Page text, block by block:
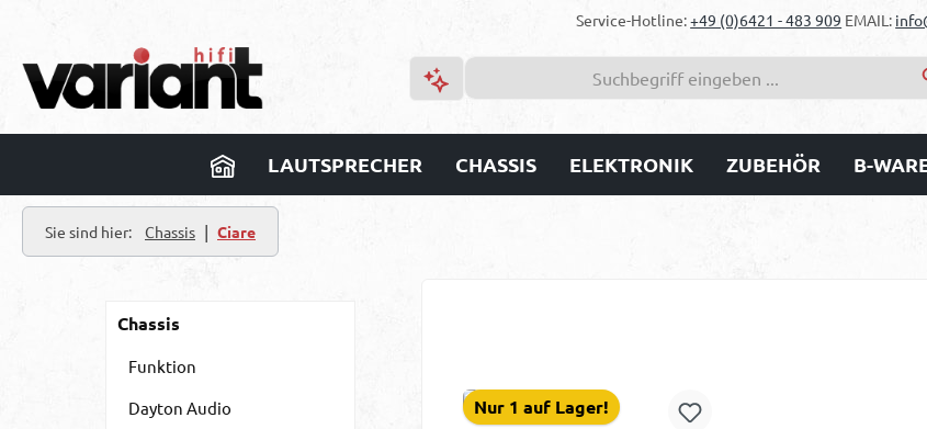
Service-Hotline:+49 (0)6421 - 483 909 EMAIL:
LAUTSPRECHER CHASSIS ELEKTRONIK ZUBEHÖR B-
Sie sind hier: Chassis | Ciare
Chassis
Funktion
Dayton Audio
Nur 1 auf Lager!